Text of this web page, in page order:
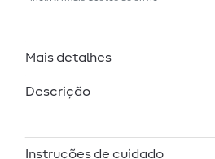
Mais detalhes
Descrição
Instruções de cuidado